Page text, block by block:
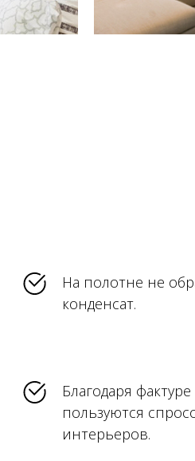
На полотне не
конденсат.
Благодаря
пользуются
интерьеров.